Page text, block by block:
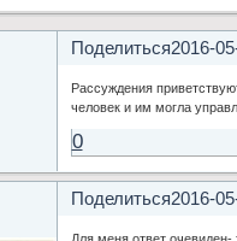
Поделиться2016-
Рассуждения
человек и им могла
0
Поделиться2016-